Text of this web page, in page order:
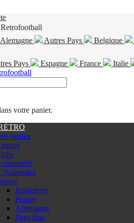
Retrofootball
Alemagne
Autres Pays Belgique
Pays Espagne France Italie
votre panier.
ventes
Nationales
Angleterre
France
Allemagne
Pays-Bas